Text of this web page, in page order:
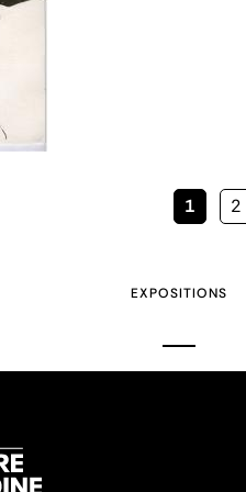
Page
1 2
EXPOSITIONS